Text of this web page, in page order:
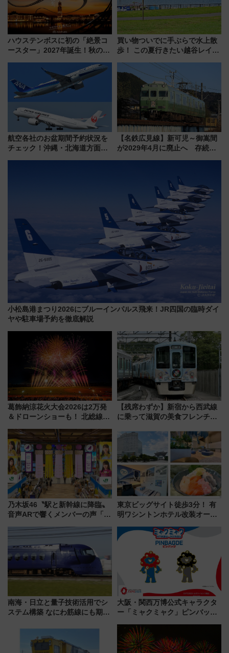
ハウステンボスに初の「絶景コ
ースター」2027年誕生！秋の
ろも一挙紹介
買い物ついでに手ぶらで水上散
歩！ この夏行きたい越谷レイク
ア「LAKESIDE PARK」（埼玉
県越谷市）
航空各社のお盆期間予約状況を
チェック！沖縄・北海道方面は
【名鉄広見線】新可児～御嵩間
が2029年4月に廃止へ 存続協
小松島港まつり2026にブルーインパルス飛来！JR四国の臨時ダイ
ヤや駐車場予約を徹底解説
葛飾納涼花火大会2026は2万発
＆ドローンショーも！ 北総線を
車、観覧スポット情報と周辺観
光まとめ（7/28開催）
【残席わずか】新宿から西武線
に乗って滋賀の美食フレンチを
「52席の至福」で味わう近江牛
や伝統文化の特別コラボ
乃木坂46〝駅と新幹線に降臨〟
音声ARで響くメンバーの声「真
東京ビッグサイト徒歩3分！ 有
明ワシントンホテル改装オープ
客室」や海鮮丼が人気の朝食ビ
ュッフェを現地レポ
南海・日立と量子技術活用でシ
ステム構築 なにわ筋線にも期待
大阪・関西万博公式キャラクタ
ー「ミャクミャク」ピンバッジ
中旬発売